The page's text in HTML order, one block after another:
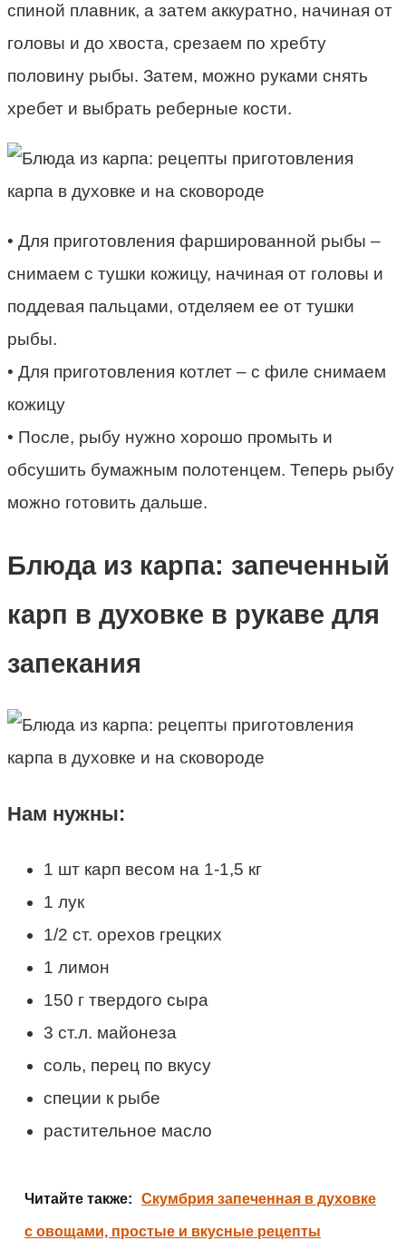
спиной плавник, а затем аккуратно, начиная от
головы и до хвоста, срезаем по хребту
половину рыбы. Затем, можно руками снять
хребет и выбрать реберные кости.
• Для приготовления фаршированной рыбы –
снимаем с тушки кожицу, начиная от головы и
поддевая пальцами, отделяем ее от тушки
рыбы.
• Для приготовления котлет – с филе снимаем
кожицу
• После, рыбу нужно хорошо промыть и
обсушить бумажным полотенцем. Теперь рыбу
можно готовить дальше.
Блюда из карпа: запеченный
карп в духовке в рукаве для
запекания
Нам нужны:
1 шт карп весом на 1-1,5 кг
1 лук
1/2 ст. орехов грецких
1 лимон
150 г твердого сыра
3 ст.л. майонеза
соль, перец по вкусу
специи к рыбе
растительное масло
Читайте также: Скумбрия запеченная в духовке
с овощами, простые и вкусные рецепты